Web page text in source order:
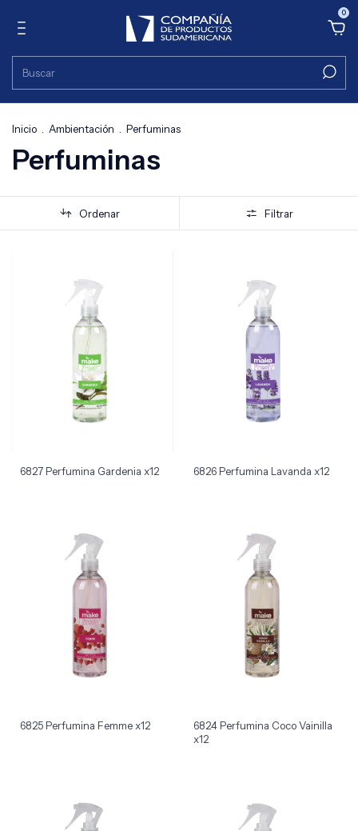
0
Inicio Ambientación Perfuminas
Perfuminas
Ordenar Filtrar
6827 Perfumina Gardenia x12 6826 Perfumina Lavanda x12
6825 Perfumina Femme x12
6824 Perfumina Coco Vainilla
x12